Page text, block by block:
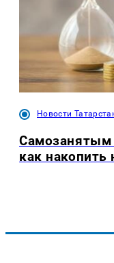
Новости
Самозанятым
как накопить